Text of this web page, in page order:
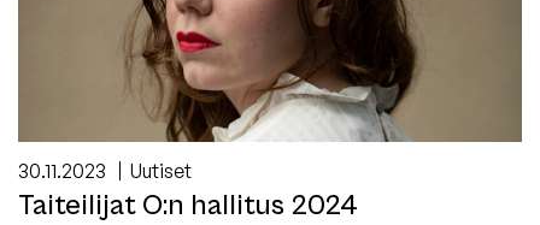
30.11.2023 Uutiset
Taiteilijat O:n hallitus 2024